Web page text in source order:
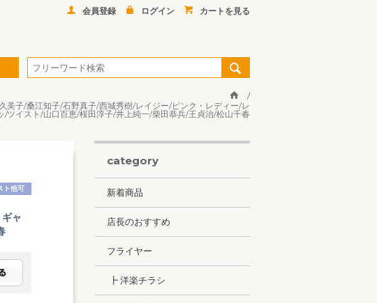
会員登録 ログイン カートを見る
美子/桑江知子/石野真子/西城秀樹/レイジー/ピンク・レディー/レ
/ツイスト/山口百恵/桜田淳子/井上純一/柴田恭兵/王貞治/松山千春
ト他可
ャ
category
新着商品
店長のおすすめ
フライヤー
┣ 洋楽チラシ